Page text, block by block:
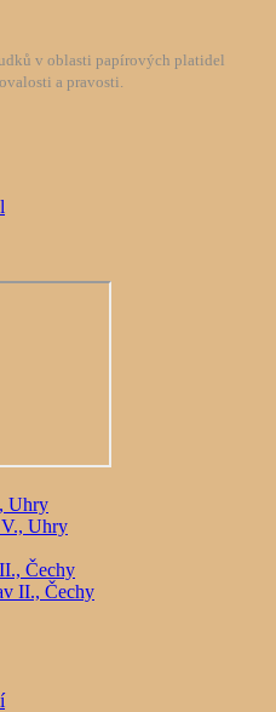
v oblasti papírových platidel
a pravosti.
Uhry
Čechy